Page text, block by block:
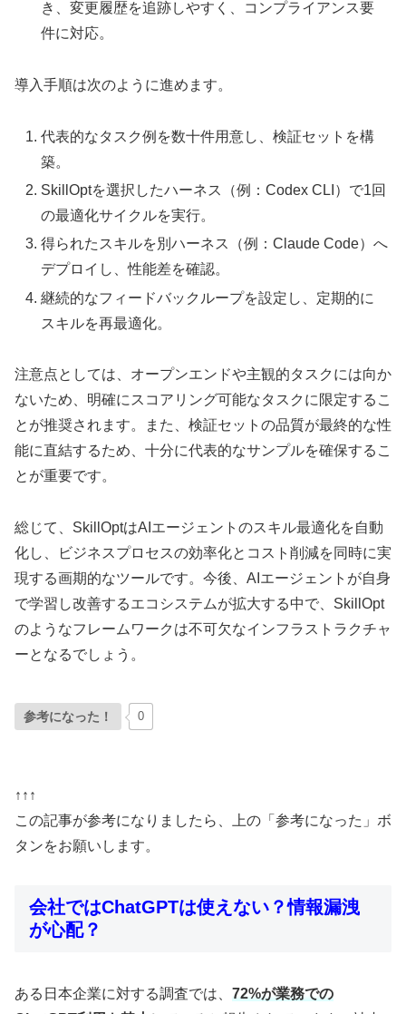
き、変更履歴を追跡しやすく、コンプライアンス要
件に対応。
導入手順は次のように進めます。
代表的なタスク例を数十件用意し、検証セットを構
築。
SkillOptを選択したハーネス（例：Codex CLI）で1回
の最適化サイクルを実行。
得られたスキルを別ハーネス（例：Claude Code）へ
デプロイし、性能差を確認。
継続的なフィードバックループを設定し、定期的に
スキルを再最適化。
注意点としては、オープンエンドや主観的タスクには向か
ないため、明確にスコアリング可能なタスクに限定するこ
とが推奨されます。また、検証セットの品質が最終的な性
能に直結するため、十分に代表的なサンプルを確保するこ
とが重要です。
総じて、SkillOptはAIエージェントのスキル最適化を自動
化し、ビジネスプロセスの効率化とコスト削減を同時に実
現する画期的なツールです。今後、AIエージェントが自身
で学習し改善するエコシステムが拡大する中で、SkillOpt
のようなフレームワークは不可欠なインフラストラクチャ
ーとなるでしょう。
参考になった！ 0
↑↑↑
この記事が参考になりましたら、上の「参考になった」ボ
タンをお願いします。
会社ではChatGPTは使えない？情報漏洩
が心配？
ある日本企業に対する調査では、 72%が業務での